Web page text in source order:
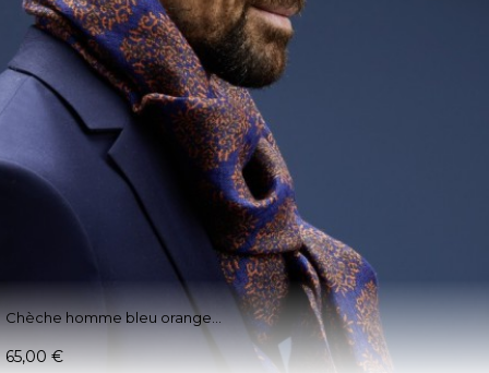
Chèche homme bleu orange...
65,00 €